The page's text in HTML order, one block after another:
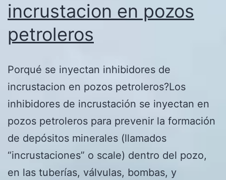
incrustacion en pozos
petroleros
Porqué se inyectan inhibidores de
incrustacion en pozos petroleros?Los
inhibidores de incrustación se inyectan en
pozos petroleros para prevenir la formación
de depósitos minerales (llamados
“incrustaciones” o scale) dentro del pozo,
en las tuberías, válvulas, bombas, y